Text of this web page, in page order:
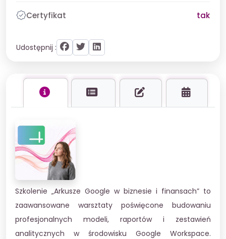
Certyfikat tak
Udostępnij :
Szkolenie „Arkusze Google w biznesie i finansach” to
zaawansowane warsztaty poświęcone budowaniu
profesjonalnych modeli, raportów i zestawień
analitycznych w środowisku Google Workspace.